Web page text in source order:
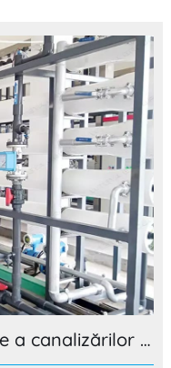
Caz al instalației de tratare a canalizărilor de deșeuri interne